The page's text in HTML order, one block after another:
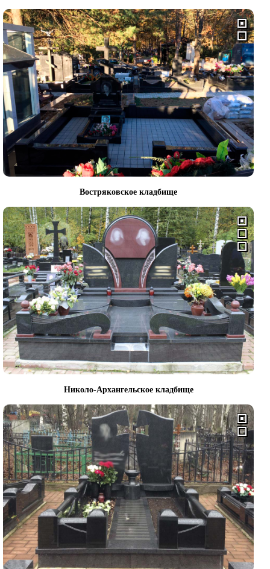
Востряковское кладбище
Николо-Архангельское кладбище